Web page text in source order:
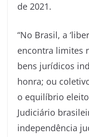
de 2021.
“No Brasil, a
encontra limites
bens jurídicos
honra; ou
o equilíbrio
Judiciário
independência